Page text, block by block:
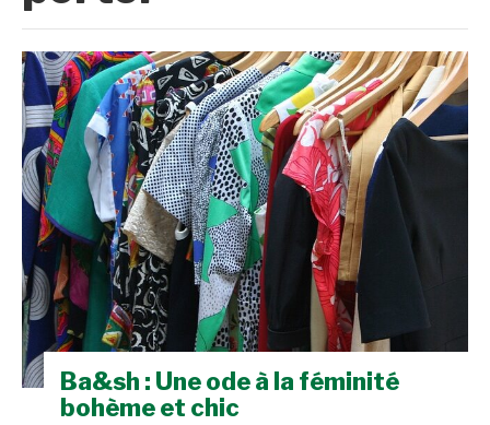
Ba&sh : Une ode à la féminité
bohème et chic